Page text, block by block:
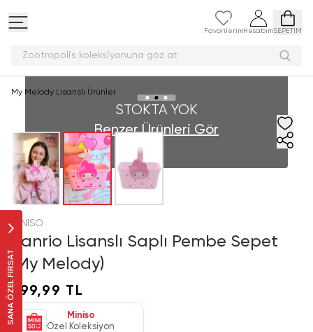
Favorilerim HesabımSEPETİM
Zootropolis koleksiyonuna göz at
SANA ÖZEL FIRSAT
My Melody Lisanslı Ürünler
STOKTA YOK
Benzer Ürünleri Gör
MINISO
Sanrio Lisanslı Saplı Pembe Sepet
(My Melody)
399,99 TL
Miniso
Özel Koleksiyon